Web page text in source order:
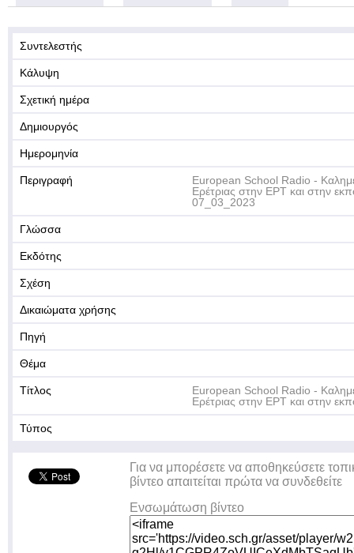
Συντελεστής
Κάλυψη
Σχετική ημέρα
Δημιουργός
Ημερομηνία
Περιγραφή
European School Radio -
Ερέτριας στην ΕΡΤ και στην
07_03_2023
Γλώσσα
Εκδότης
Σχέση
Δικαιώματα χρήσης
Πηγή
Θέμα
Τίτλος
European School Radio -
Ερέτριας στην ΕΡΤ και στην
Τύπος
Για να μπορέσετε να αποθηκεύσετε
βίντεο απαιτείται πρώτα να συνδεθείτε
Ενσωμάτωση βίντεο